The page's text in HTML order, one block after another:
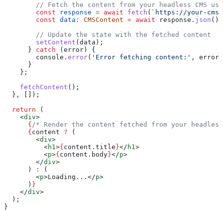
// Fetch the content from your headless CMS
        const
response = await fetch ( `https://your-
        const
data : CMSContent = await response . json ();
        // Update the state with the fetched content
        setContent
( data );
      }
catch ( error ) {
        console
. error( 'Error fetching content:' , error
      }
    };
    fetchContent
();
  }, []);
  return
(
    <
div>
      {
/* Render the content fetched from your headless
      {
content ? (
        <
div>
          <
h1 >{ content . title }</ h1 >
          <
p>{ content . body }</p>
        </
div>
      )
:
(
        <
p>Loading... </p>
      )
}
    </
div>
  );
}